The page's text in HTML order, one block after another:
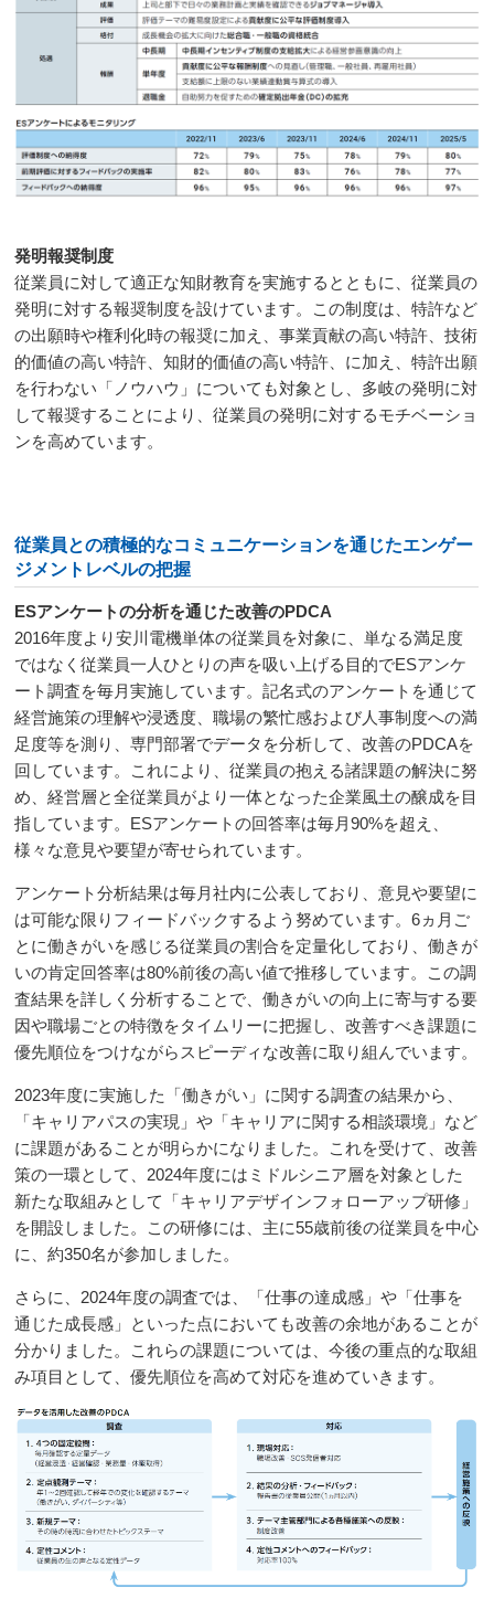
発明報奨制度
従業員に対して適正な知財教育を実施するとともに、従業員の
発明に対する報奨制度を設けています。この制度は、特許など
の出願時や権利化時の報奨に加え、事業貢献の高い特許、技術
的価値の高い特許、知財的価値の高い特許、に加え、特許出願
を行わない「ノウハウ」についても対象とし、多岐の発明に対
して報奨することにより、従業員の発明に対するモチベーショ
ンを高めています。
従業員との積極的なコミュニケーションを通じたエンゲー
ジメントレベルの把握
ESアンケートの分析を通じた改善のPDCA
2016年度より安川電機単体の従業員を対象に、単なる満足度
ではなく従業員一人ひとりの声を吸い上げる目的でESアンケ
ート調査を毎月実施しています。記名式のアンケートを通じて
経営施策の理解や浸透度、職場の繁忙感および人事制度への満
足度等を測り、専門部署でデータを分析して、改善のPDCAを
回しています。これにより、従業員の抱える諸課題の解決に努
め、経営層と全従業員がより一体となった企業風土の醸成を目
指しています。ESアンケートの回答率は毎月90%を超え、
様々な意見や要望が寄せられています。
アンケート分析結果は毎月社内に公表しており、意見や要望に
は可能な限りフィードバックするよう努めています。6ヵ月ご
とに働きがいを感じる従業員の割合を定量化しており、働きが
いの肯定回答率は80%前後の高い値で推移しています。この調
査結果を詳しく分析することで、働きがいの向上に寄与する要
因や職場ごとの特徴をタイムリーに把握し、改善すべき課題に
優先順位をつけながらスピーディな改善に取り組んでいます。
2023年度に実施した「働きがい」に関する調査の結果から、
「キャリアパスの実現」や「キャリアに関する相談環境」など
に課題があることが明らかになりました。これを受けて、改善
策の一環として、2024年度にはミドルシニア層を対象とした
新たな取組みとして「キャリアデザインフォローアップ研修」
を開設しました。この研修には、主に55歳前後の従業員を中心
に、約350名が参加しました。
さらに、2024年度の調査では、「仕事の達成感」や「仕事を
通じた成長感」といった点においても改善の余地があることが
分かりました。これらの課題については、今後の重点的な取組
み項目として、優先順位を高めて対応を進めていきます。